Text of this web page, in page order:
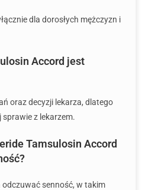
dla dorosłych mężczyzn i
Accord jest
oraz decyzji lekarza, dlatego
z lekarzem.
Tamsulosin Accord
senność, w takim